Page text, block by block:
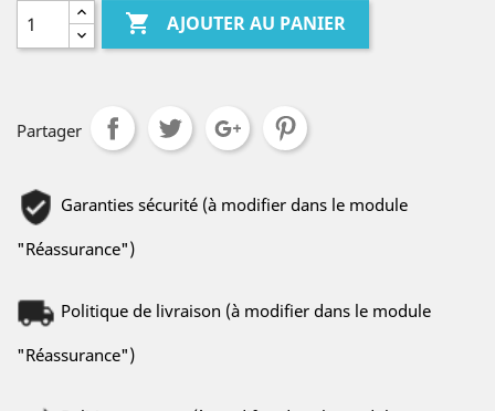
 AJOUTER AU PANIER
Partager
Garanties sécurité (à modifier dans le module
"Réassurance")
Politique de livraison (à modifier dans le module
"Réassurance")